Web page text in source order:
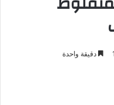
دقيقة واحدة